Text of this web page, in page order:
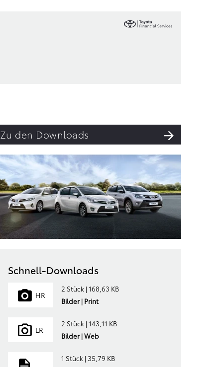
Zu den Downloads
Schnell-Downloads
HR
2 Stück | 168,63 KB
Bilder | Print
LR
2 Stück | 143,11 KB
Bilder | Web
1 Stück | 35,79 KB